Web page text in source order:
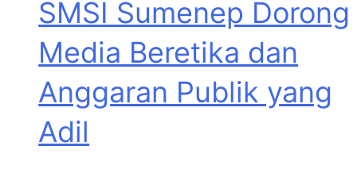
SMSI Sumenep Dorong
Media Beretika dan
Anggaran Publik yang
Adil